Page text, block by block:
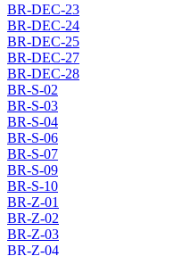
BR-DEC-23
BR-DEC-24
BR-DEC-25
BR-DEC-27
BR-DEC-28
BR-S-02
BR-S-03
BR-S-04
BR-S-06
BR-S-07
BR-S-09
BR-S-10
BR-Z-01
BR-Z-02
BR-Z-03
BR-Z-04